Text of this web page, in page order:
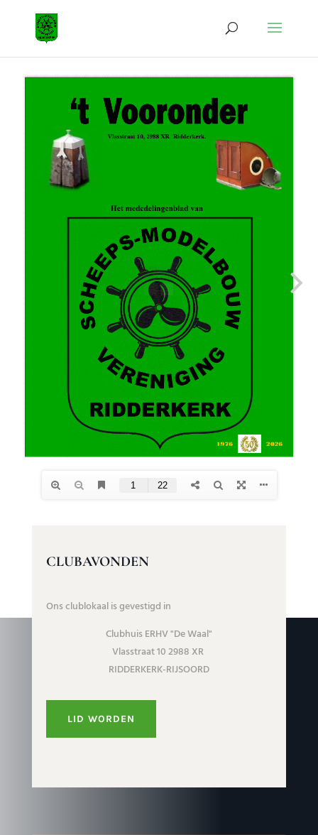
CLUBAVONDEN
Ons clublokaal is gevestigd in
Clubhuis ERHV "De Waal"
Vlasstraat 10 2988 XR
RIDDERKERK-RIJSOORD
LID WORDEN